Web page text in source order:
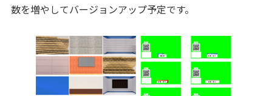
数を増やしてバージョンアップ予定です。